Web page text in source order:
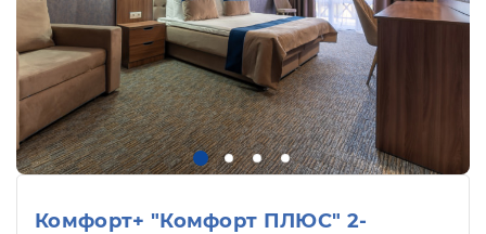
Комфорт+ "Комфорт ПЛЮС" 2-